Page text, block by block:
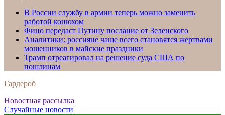
В России службу в армии теперь можно заменить
работой конюхом
Фицо передаст Путину послание от Зеленского
Аналитики: россияне чаще всего становятся жертвами
мошенников в майские праздники
Трамп отреагировал на решение суда США по
пошлинам
Гардероб
Новостная рассылка
Случайные новости